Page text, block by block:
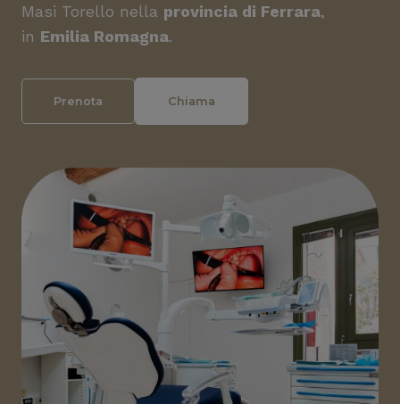
Masi Torello nella provincia di Ferrara,
in Emilia Romagna.
Prenota Chiama